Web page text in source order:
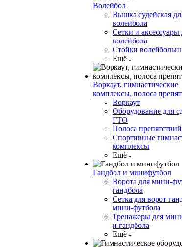
Волейбол
Вышка судейская
волейбола
Сетки и аксессуары
волейбола
Стойки
Ещё
Воркаут, гимнастические
комплексы, полоса
Воркаут
Оборудование для
ГТО
Полоса препятствий
Спортивные
комплексы
Ещё
Гандбол и минифутбол
Ворота для мини-
гандбола
Сетка для ворот
мини-футбола
Тренажеры для
и гандбола
Ещё